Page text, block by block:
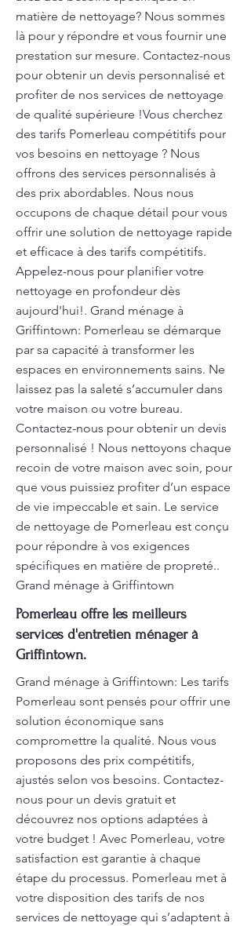
matière de nettoyage? Nous sommes
là pour y répondre et vous fournir une
prestation sur mesure. Contactez-nous
pour obtenir un devis personnalisé et
profiter de nos services de nettoyage
de qualité supérieure !Vous cherchez
des tarifs Pomerleau compétitifs pour
vos besoins en nettoyage ? Nous
offrons des services personnalisés à
des prix abordables. Nous nous
occupons de chaque détail pour vous
offrir une solution de nettoyage rapide
et efficace à des tarifs compétitifs.
Appelez-nous pour planifier votre
nettoyage en profondeur dès
aujourd'hui!. Grand ménage à
Griffintown: Pomerleau se démarque
par sa capacité à transformer les
espaces en environnements sains. Ne
laissez pas la saleté s’accumuler dans
votre maison ou votre bureau.
Contactez-nous pour obtenir un devis
personnalisé ! Nous nettoyons chaque
recoin de votre maison avec soin, pour
que vous puissiez profiter d’un espace
de vie impeccable et sain. Le service
de nettoyage de Pomerleau est conçu
pour répondre à vos exigences
spécifiques en matière de propreté..
Grand ménage à Griffintown
Pomerleau offre les meilleurs
services d'entretien ménager à
Griffintown.
Grand ménage à Griffintown: Les tarifs
Pomerleau sont pensés pour offrir une
solution économique sans
compromettre la qualité. Nous vous
proposons des prix compétitifs,
ajustés selon vos besoins. Contactez-
nous pour un devis gratuit et
découvrez nos options adaptées à
votre budget ! Avec Pomerleau, votre
satisfaction est garantie à chaque
étape du processus. Pomerleau met à
votre disposition des tarifs de nos
services de nettoyage qui s’adaptent à